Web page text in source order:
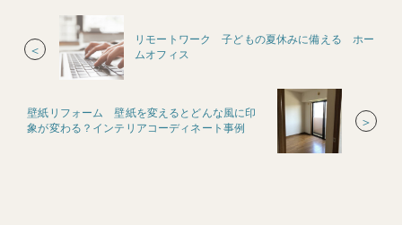
＜
リモートワーク 子どもの夏休みに備える ホー
ムオフィス
壁紙リフォーム 壁紙を変えるとどんな風に印
象が変わる？インテリアコーディネート事例
＞